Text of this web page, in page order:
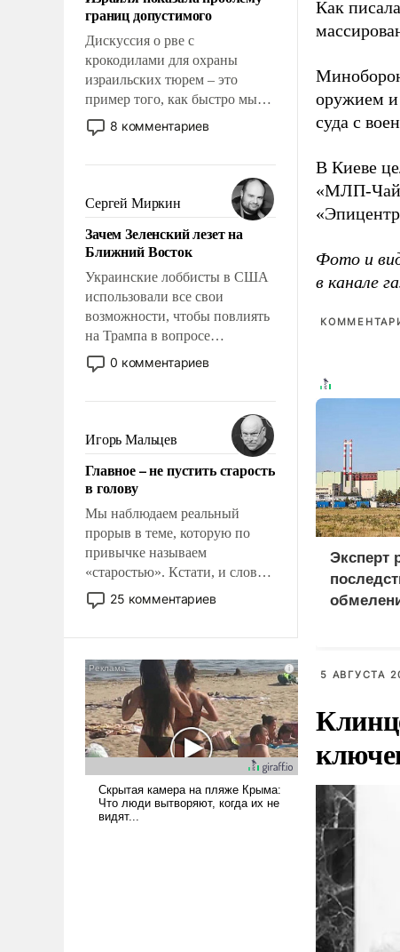
границ допустимого
Дискуссия о рве с
крокодилами для охраны
израильских тюрем – это
пример того, как быстро мы
двигаемся по пути
революционных изменений.
псевдонаучной фантастики,
стало всерьез обсуждаемой
идеей.
8 комментариев
Сергей Миркин
Зачем Зеленский лезет на
Ближний Восток
Украинские лоббисты в США
использовали все свои
возможности, чтобы повлиять
на Трампа в вопросе
предоставления вооружений
своим нанимателям. Вероятно,
консультирует Киев, пришла в
голову мысль: хорошо бы
продемонстрировать, что
Украина вступила в
вооруженное противостояние
с Ираном.
0 комментариев
Игорь Мальцев
Главное – не пустить старость
в голову
Мы наблюдаем реальный
прорыв в теме, которую по
привычке называем
«старостью». Кстати, и слово-
то это уже стараются не
использовать – так же, как
что оно уже несет негативные
коннотации.
25 комментариев
Как
оружием и
суда с
В Киеве
«МЛП-
Фото и
в канале
Эксперт
5 АВГУСТА